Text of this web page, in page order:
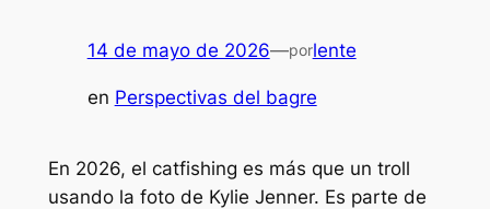
14 de mayo de 2026—porlente
en Perspectivas del bagre
En 2026, el catfishing es más que un troll
usando la foto de Kylie Jenner. Es parte de